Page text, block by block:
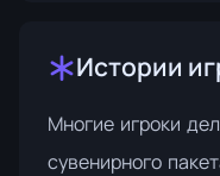
Истории
Многие игроки
сувенирного